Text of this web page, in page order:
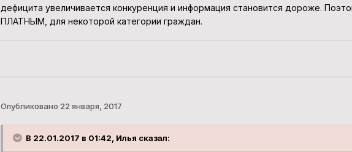
дефицита увеличивается конкуренция и информация становится дороже.
ПЛАТНЫМ, для некоторой категории граждан.
Опубликовано 22 января, 2017
В 22.01.2017 в 01:42, Илья сказал: